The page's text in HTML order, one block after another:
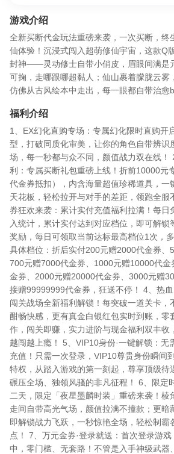
游戏介绍
全新买断代金玩法重磅来袭，一次买断，终
仙体验！沉浸式闯入超萌修仙宇宙，这款Q
封神——灵动修士自带小俏皮，眉眼间满是
可掬，走哪跟哪超黏人；仙山裹着朦胧云雾
仿佛从古风绘本中走出，每一眼都自带治愈
福利介绍
1、EX幻化直购专场：专属幻化限时直购开
型，打破同质化审美，让你的角色自带辨识
场，每一秒都与众不同，颜值战力双在线！
利：专属买断礼包重磅上线！折前10000元
代金券抵扣），内含海量超值珍稀道具，一
天花板，轻松拉开与对手的差距，领跑全服
券狂欢来袭：累计实付充值福利拉满！每日
入统计，累计实付达到对应档位，即可解锁
奖励，每日可领取当前达标最高档位1次，
具体档位：折后实付200元赠2000代金券、
700元赠7000代金券、1000元赠10000代
金券、2000元赠20000代金券、3000元赠
接赠99999999代金券，狂送不停！ 4、热
闯关战场全新福利解锁！每突破一道关卡，
酣畅快感，更有真金白银红包实时到账，零
作，闯关即赚，实力进阶与现金福利双丰收
越闯越上瘾！ 5、VIP10身份·一键解锁：无
充值！只需一次登录，VIP10尊贵身份瞬间
特权，从踏入游戏的第一刻起，尊享顶级待
碾压全场、独领风骚的非凡征程！ 6、限定
二天，限定「夜星墨麟时装」重磅来袭！棱
走间自带高光气场，颜值拉满不撞款；更暗
即解锁战力飞跃，一秒惊艳全场，轻松制霸
点！ 7、万元金券·登录就送：首次登录游
中，零门槛、无套路！不管是入手神级武器